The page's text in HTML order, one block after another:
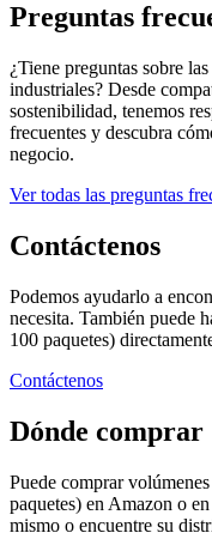
Preguntas
¿Tiene preguntas sobre
industriales? Desde
sostenibilidad, tenemos
frecuentes y descubra
negocio.
Ver todas las preguntas
Contáctenos
Podemos ayudarlo a
necesita. También puede
100 paquetes)
Contáctenos
Dónde comprar
Puede comprar
paquetes) en Amazon o
mismo o encuentre su